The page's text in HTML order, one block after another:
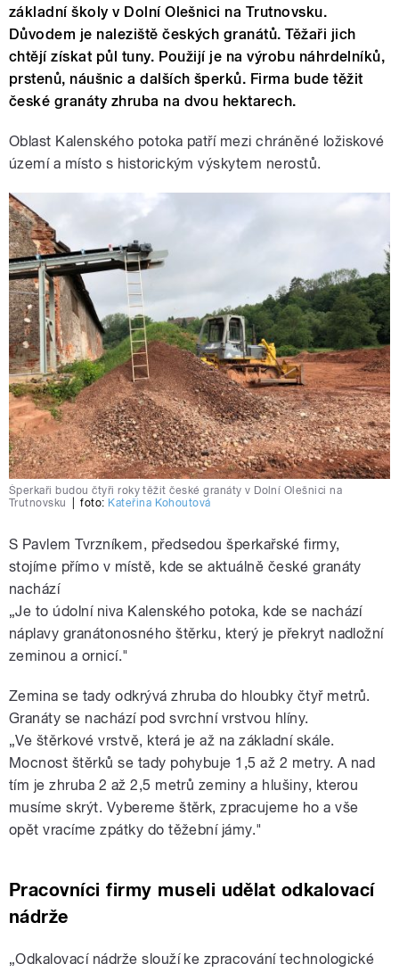
základní školy v Dolní Olešnici na Trutnovsku.
Důvodem je naleziště českých granátů. Těžaři jich
chtějí získat půl tuny. Použijí je na výrobu náhrdelníků,
prstenů, náušnic a dalších šperků. Firma bude těžit
české granáty zhruba na dvou hektarech.
Oblast Kalenského potoka patří mezi chráněné ložiskové
území a místo s historickým výskytem nerostů.
Šperkaři budou čtyři roky těžit české granáty v Dolní Olešnici na
Trutnovsku
foto: Kateřina Kohoutová
S Pavlem Tvrzníkem, předsedou šperkařské firmy,
stojíme přímo v místě, kde se aktuálně české granáty
nachází
„Je to údolní niva Kalenského potoka, kde se nachází
náplavy granátonosného štěrku, který je překryt nadložní
zeminou a ornicí."
Zemina se tady odkrývá zhruba do hloubky čtyř metrů.
Granáty se nachází pod svrchní vrstvou hlíny.
„Ve štěrkové vrstvě, která je až na základní skále.
Mocnost štěrků se tady pohybuje 1,5 až 2 metry. A nad
tím je zhruba 2 až 2,5 metrů zeminy a hlušiny, kterou
musíme skrýt. Vybereme štěrk, zpracujeme ho a vše
opět vracíme zpátky do těžební jámy."
Pracovníci firmy museli udělat odkalovací
nádrže
„Odkalovací nádrže slouží ke zpracování technologické